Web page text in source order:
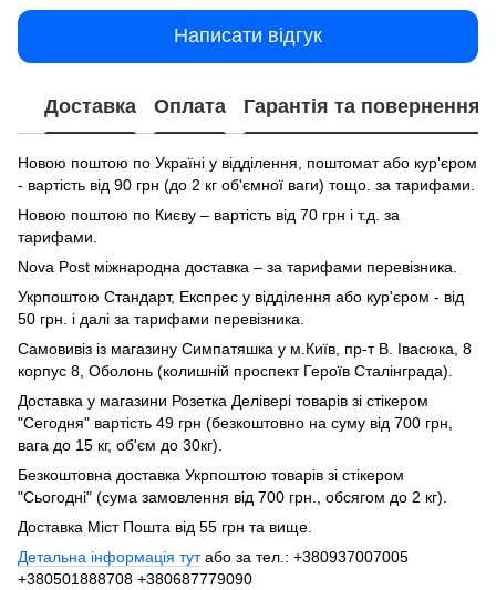
Написати відгук
Доставка Оплата Гарантія та повернення
Новою поштою по Україні у відділення, поштомат або кур'єром
- вартість від 90 грн (до 2 кг об'ємної ваги) тощо. за тарифами.
Новою поштою по Києву – вартість від 70 грн і т.д. за
тарифами.
Nova Post міжнародна доставка – за тарифами перевізника.
Укрпоштою Стандарт, Експрес у відділення або кур'єром - від
50 грн. і далі за тарифами перевізника.
Самовивіз із магазину Симпатяшка у м.Київ, пр-т В. Івасюка, 8
корпус 8, Оболонь (колишній проспект Героїв Сталінграда).
Доставка у магазини Розетка Делівері товарів зі стікером
"Сегодня" вартість 49 грн (безкоштовно на суму від 700 грн,
вага до 15 кг, об'єм до 30кг).
Безкоштовна доставка Укрпоштою товарів зі стікером
"Сьогодні" (сума замовлення від 700 грн., обсягом до 2 кг).
Доставка Міст Пошта від 55 грн та вище.
Детальна інформація тутабо за тел.: +380937007005
+380501888708 +380687779090